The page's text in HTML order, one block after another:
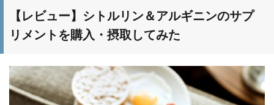
【レビュー】シトルリン＆アルギニンのサプ
リメントを購入・摂取してみた